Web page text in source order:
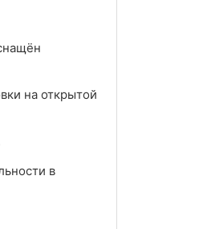
на открытой
в